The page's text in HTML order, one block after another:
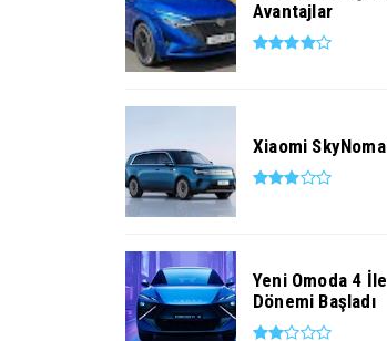
Avantajlar
Xiaomi
Yeni Omoda 4
Dönemi Başladı